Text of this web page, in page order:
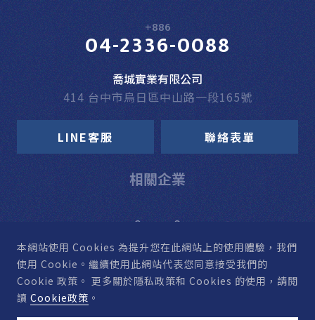
本網站使用 Cookies 為提升您在此網站上的使用體驗，我們
使用 Cookie。 繼續使用此網站代表您同意接受我們的
Cookie 政策。 更多關於隱私政策和 Cookies 的使用，請閱
讀 Cookie政策 。
相關企業
+886
04-2336-0088
喬城實業有限公司
414 台中市烏日區中山路一段165號
LINE客服 聯絡表單